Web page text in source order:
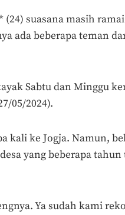
suasana masih
ada beberapa teman
Sabtu dan Minggu
05/2024).
kali ke Jogja. Namun,
yang beberapa
Ya sudah kami